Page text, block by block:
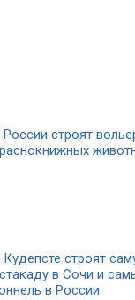
России строят
Кудепсте строят
в Сочи и
в России